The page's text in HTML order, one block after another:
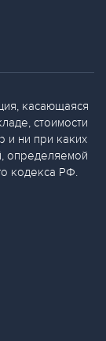
касающаяся
стоимости
и ни при каких
определяемой
кодекса РФ.